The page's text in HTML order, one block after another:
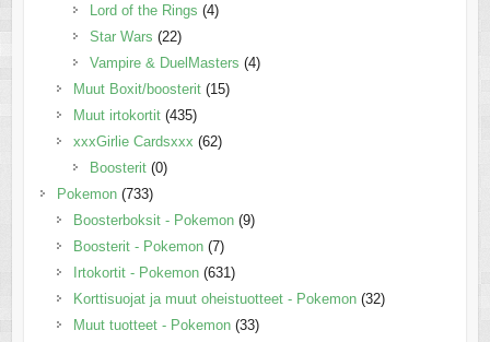
Lord of the Rings (4)
Star Wars (22)
Vampire & DuelMasters (4)
Muut Boxit/boosterit (15)
Muut irtokortit (435)
xxxGirlie Cardsxxx (62)
Boosterit (0)
Pokemon (733)
Boosterboksit - Pokemon (9)
Boosterit - Pokemon (7)
Irtokortit - Pokemon (631)
Korttisuojat ja muut oheistuotteet - Pokemon (32)
Muut tuotteet - Pokemon (33)